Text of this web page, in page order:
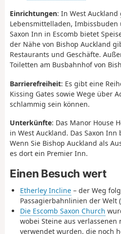
Einrichtungen: In West
Lebensmittelladen, Imbissbuden
Saxon Inn in Escomb bietet
der Nähe von Bishop Auckland
Restaurants und Geschäfte.
Toiletten am Busbahnhof von
Barrierefreiheit: Es gibt eine
Kissing Gates sowie Wege über
schlammig sein können.
Unterkünfte: Das Manor House
in West Auckland. Das Saxon
Wenn Sie Bishop Auckland als
es dort ein Premier Inn.
Einen Besuch wert
Etherley Incline – der Weg
Passagierbahnlinien der Welt (
Die Escomb Saxon Church
wobei Steine aus
verwendet wurden, die noch